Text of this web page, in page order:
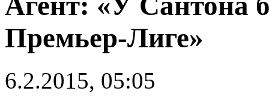
Премьер-Лиге»
6.2.2015, 05:05